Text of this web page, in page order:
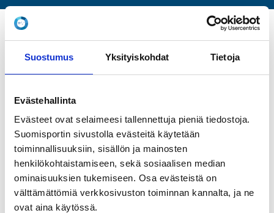
Suostumus Yksityiskohdat Tietoja
Evästehallinta
Evästeet ovat selaimeesi tallennettuja pieniä tiedostoja.
Suomisportin sivustolla evästeitä käytetään
toiminnallisuuksiin, sisällön ja mainosten
henkilökohtaistamiseen, sekä sosiaalisen median
ominaisuuksien tukemiseen. Osa evästeistä on
välttämättömiä verkkosivuston toiminnan kannalta, ja ne
ovat aina käytössä.
TIME
Th 24.3.2022 at 18:00 - 19:30
Etänä Zoomilla
LOCALITY
Helsinki
REGISTRATION PERIOD
Th 10.3.2022 at 12:00 - Th 24.3.2022 at 17:00